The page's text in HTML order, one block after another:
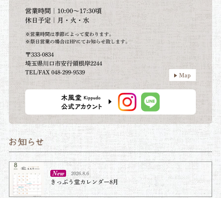
営業時間｜10:00～17:30頃
休日予定｜月・火・水
※営業時間は季節によって変わります。
※祭日営業の場合はHPにてお知らせ致します。
〒333-0834
埼玉県川口市安行領根岸2244
TEL/FAX 048-299-9539
Map
2026.8.6
きっぷう堂カレンダー8月